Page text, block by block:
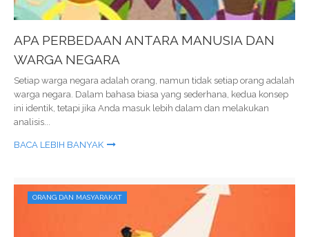
APA PERBEDAAN ANTARA MANUSIA DAN
WARGA NEGARA
Setiap warga negara adalah orang, namun tidak setiap orang adalah
warga negara. Dalam bahasa biasa yang sederhana, kedua konsep
ini identik, tetapi jika Anda masuk lebih dalam dan melakukan
analisis...
BACA LEBIH BANYAK
ORANG DAN MASYARAKAT